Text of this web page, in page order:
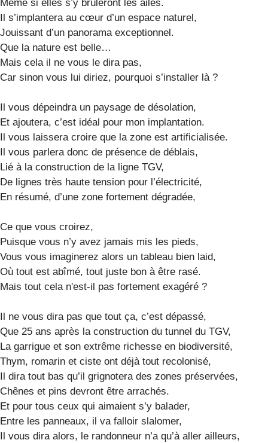
Même si elles s’y brûleront les ailes.
Il s’implantera au cœur d’un espace naturel,
Jouissant d’un panorama exceptionnel.
Que la nature est belle…
Mais cela il ne vous le dira pas,
Car sinon vous lui diriez, pourquoi s’installer là ?
Il vous dépeindra un paysage de désolation,
Et ajoutera, c’est idéal pour mon implantation.
Il vous laissera croire que la zone est artificialisée.
Il vous parlera donc de présence de déblais,
Lié à la construction de la ligne TGV,
De lignes très haute tension pour l’électricité,
En résumé, d’une zone fortement dégradée,
Ce que vous croirez,
Puisque vous n’y avez jamais mis les pieds,
Vous vous imaginerez alors un tableau bien laid,
Où tout est abîmé, tout juste bon à être rasé.
Mais tout cela n'est-il pas fortement exagéré ?
Il ne vous dira pas que tout ça, c’est dépassé,
Que 25 ans après la construction du tunnel du TGV,
La garrigue et son extrême richesse en biodiversité,
Thym, romarin et ciste ont déjà tout recolonisé,
Il dira tout bas qu’il grignotera des zones préservées,
Chênes et pins devront être arrachés.
Et pour tous ceux qui aimaient s’y balader,
Entre les panneaux, il va falloir slalomer,
Il vous dira alors, le randonneur n’a qu’à aller ailleurs,